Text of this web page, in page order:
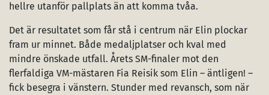
hellre utanför pallplats än att komma tvåa.
Det är resultatet som får stå i centrum när Elin plockar
fram ur minnet. Både medaljplatser och kval med
mindre önskade utfall. Årets SM-finaler mot den
flerfaldiga VM-mästaren Fia Reisik som Elin – äntligen! –
fick besegra i vänstern. Stunder med revansch, som när